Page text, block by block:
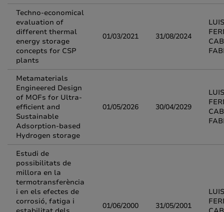
Techno-economical
evaluation of
different thermal
energy storage
concepts for CSP
plants
01/03/2021 31/08/2024
Metamaterials
Engineered Design
of MOFs for Ultra-
efficient and
Sustainable
Adsorption-based
Hydrogen storage
01/05/2026 30/04/2029
Estudi de
possibilitats de
millora en la
termotransferència
i en els efectes de
corrosió, fatiga i
01/06/2000 31/05/2001